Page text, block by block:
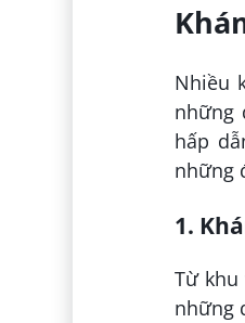
Nhiều
những
hấp
những
1.
Từ khu
những